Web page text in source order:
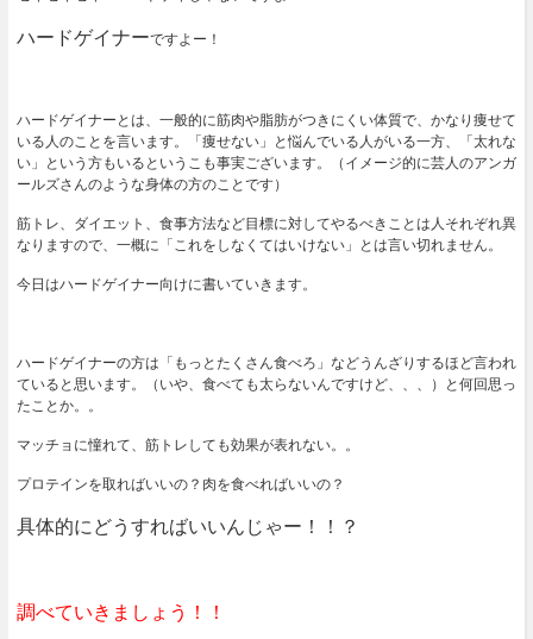
ハードゲイナーですよー！
ハードゲイナーとは、一般的に筋肉や脂肪がつきにくい体質で、かなり痩せて
いる人のことを言います。「痩せない」と悩んでいる人がいる一方、「太れな
い」という方もいるというこも事実ございます。（イメージ的に芸人のアンガ
ールズさんのような身体の方のことです）
筋トレ、ダイエット、食事方法など目標に対してやるべきことは人それぞれ異
なりますので、一概に「これをしなくてはいけない」とは言い切れません。
今日はハードゲイナー向けに書いていきます。
ハードゲイナーの方は「もっとたくさん食べろ」などうんざりするほど言われ
ていると思います。（いや、食べても太らないんですけど、、、）と何回思っ
たことか。。
マッチョに憧れて、筋トレしても効果が表れない。。
プロテインを取ればいいの？肉を食べればいいの？
具体的にどうすればいいんじゃー！！？
調べていきましょう！！